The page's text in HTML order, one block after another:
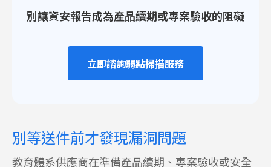
別讓資安報告成為產品續期或專案驗收的阻礙
立即諮詢弱點掃描服務
別等送件前才發現漏洞問題
教育體系供應商在準備產品續期、專案驗收或安全